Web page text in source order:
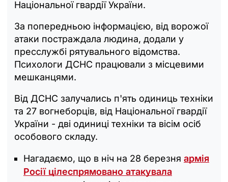
Національної гвардії України.
За попередньою інформацією, від ворожої
атаки постраждала людина, додали у
пресслужбі рятувального відомства.
Психологи ДСНС працювали з місцевими
мешканцями.
Від ДСНС залучались п'ять одиниць техніки
та 27 вогнеборців, від Національної гвардії
України - дві одиниці техніки та вісім осіб
особового складу.
Нагадаємо, що в ніч на 28 березня армія
Росії цілеспрямовано атакувала